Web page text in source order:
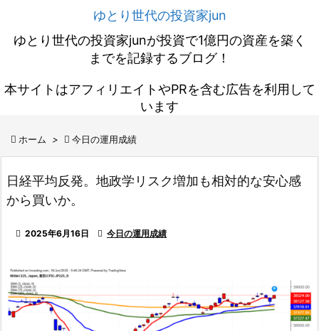
ゆとり世代の投資家jun
ゆとり世代の投資家junが投資で1億円の資産を築く
までを記録するブログ！
本サイトはアフィリエイトやPRを含む広告を利用して
います
 ホーム >  今日の運用成績
日経平均反発。地政学リスク増加も相対的な安心感
から買いか。
 2025年6月16日  今日の運用成績